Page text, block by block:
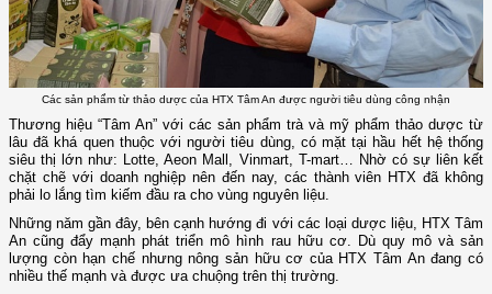
Các sản phẩm từ thảo dược của HTX Tâm An được người tiêu dùng công nhận
Thương hiệu “Tâm An” với các sản phẩm trà và mỹ phẩm thảo dược từ
lâu đã khá quen thuộc với người tiêu dùng, có mặt tại hầu hết hệ thống
siêu thị lớn như: Lotte, Aeon Mall, Vinmart, T-mart… Nhờ có sự liên kết
chặt chẽ với doanh nghiệp nên đến nay, các thành viên HTX đã không
phải lo lắng tìm kiếm đầu ra cho vùng nguyên liệu.
Những năm gần đây, bên cạnh hướng đi với các loại dược liệu, HTX Tâm
An cũng đẩy mạnh phát triển mô hình rau hữu cơ. Dù quy mô và sản
lượng còn hạn chế nhưng nông sản hữu cơ của HTX Tâm An đang có
nhiều thế mạnh và được ưa chuộng trên thị trường.